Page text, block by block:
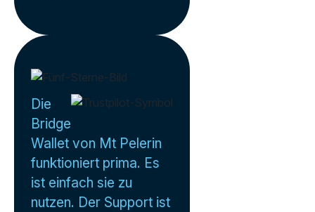
Die
Bridge
Wallet von Mt Pelerin
funktioniert prima. Es
ist einfach sie zu
nutzen. Der Support ist